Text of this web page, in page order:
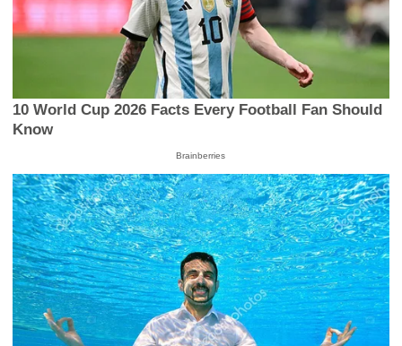
10 World Cup 2026 Facts Every Football Fan Should
Know
Brainberries